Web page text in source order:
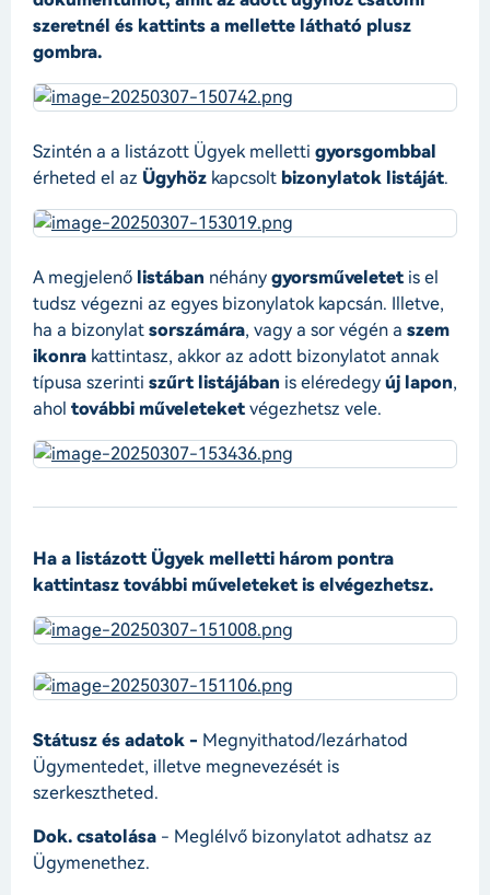
szeretnél és kattints a mellette látható plusz
gombra.
Szintén a a listázott Ügyek melletti gyorsgombbal
érheted el az Ügyhöz kapcsolt bizonylatok listáját.
A megjelenő listában néhány gyorsműveletet is el
tudsz végezni az egyes bizonylatok kapcsán. Illetve,
ha a bizonylat sorszámára, vagy a sor végén a szem
ikonra kattintasz, akkor az adott bizonylatot annak
típusa szerinti szűrt listájában is eléredegy új lapon,
ahol további műveleteket végezhetsz vele.
Ha a listázott Ügyek melletti három pontra
kattintasz további műveleteket is elvégezhetsz.
Státusz és adatok - Megnyithatod/lezárhatod
Ügymentedet, illetve megnevezését is
szerkesztheted.
Dok. csatolása - Meglélvő bizonylatot adhatsz az
Ügymenethez.